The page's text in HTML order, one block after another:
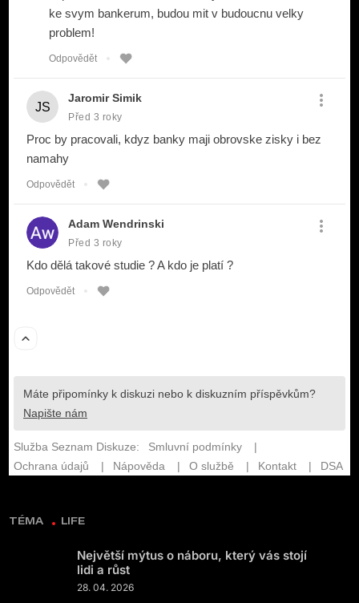
TÉMA LIFE
Největší mýtus o náboru, který vás stojí
lidi a růst
28. 04. 2026